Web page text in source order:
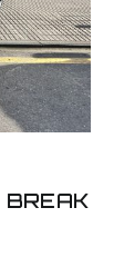
BREAK